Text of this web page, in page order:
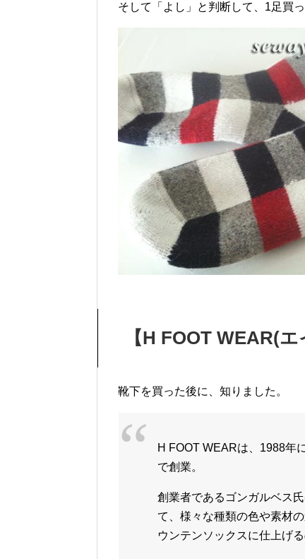
そして「よし」と判断して、1足買っ
【H FOOT WEAR(
靴下を買った後に、知りました。
H FOOT WEARは、1988年
で創業。
創業者であるゴンガルベス
て、様々な種類の色や素材
ウンテンソックスに仕上げる